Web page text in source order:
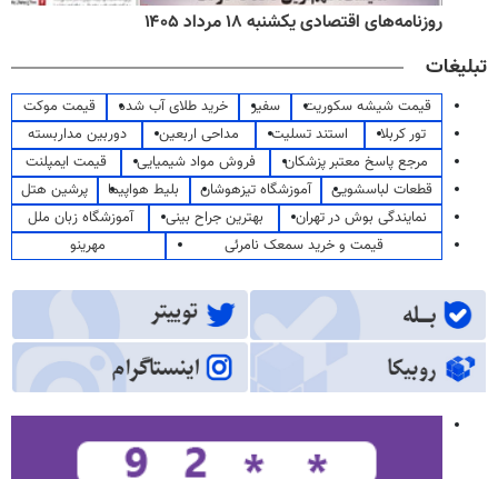
روزنامه‌های اقتصادی یکشنبه ۱۸ مرداد ۱۴۰۵
تبلیغات
قیمت شیشه سکوریت سفیر خرید طلای آب شده
قیمت موکت
تور کربلا
استند تسلیت مداحی اربعین
دوربین مداربسته
مرجع پاسخ معتبر پزشکان
فروش مواد شیمیایی
قیمت ایمپلنت
قطعات لباسشویی
آموزشگاه تیزهوشان بلیط هواپیما
پرشین هتل
نمایندگی بوش در تهران
بهترین جراح بینی
آموزشگاه زبان ملل
قیمت و خرید سمعک نامرئی
مهرینو